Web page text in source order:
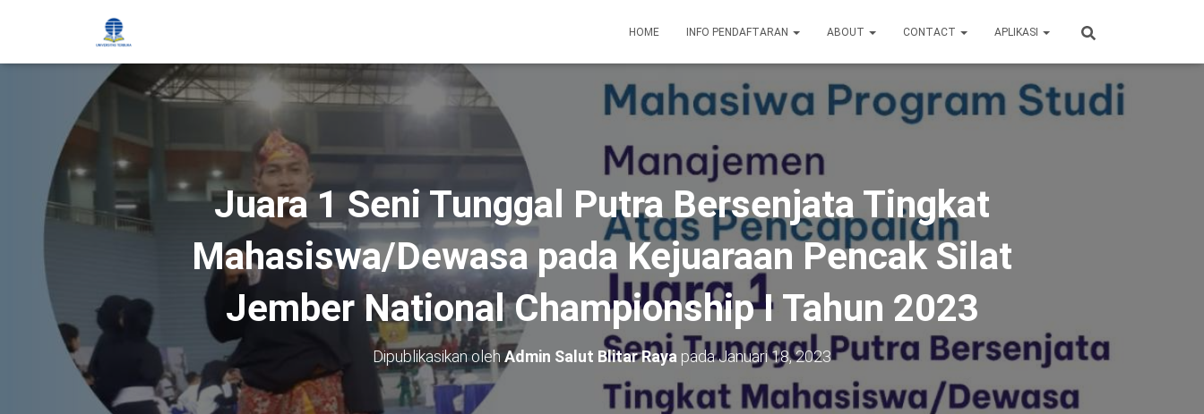
HOME INFO PENDAFTARAN ABOUT CONTACT APLIKASI
Juara 1 Seni Tunggal Putra Bersenjata Tingkat
Mahasiswa/Dewasa pada Kejuaraan Pencak Silat
Jember National Championship I Tahun 2023
Dipublikasikan oleh Admin Salut Blitar Raya padaJanuari 18, 2023